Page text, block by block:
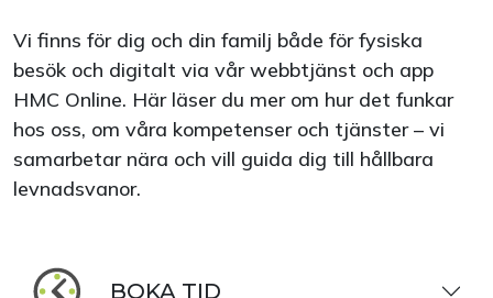
Vi finns för dig och din familj både för fysiska
besök och digitalt via vår webbtjänst och app
HMC Online. Här läser du mer om hur det funkar
hos oss, om våra kompetenser och tjänster – vi
samarbetar nära och vill guida dig till hållbara
levnadsvanor.
BOKA TID